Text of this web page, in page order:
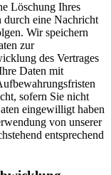
Löschung Ihres
durch eine Nachricht
Wir speichern
zur
des Vertrages
Daten mit
sofern Sie nicht
eingewilligt haben
von unserer
entsprechend